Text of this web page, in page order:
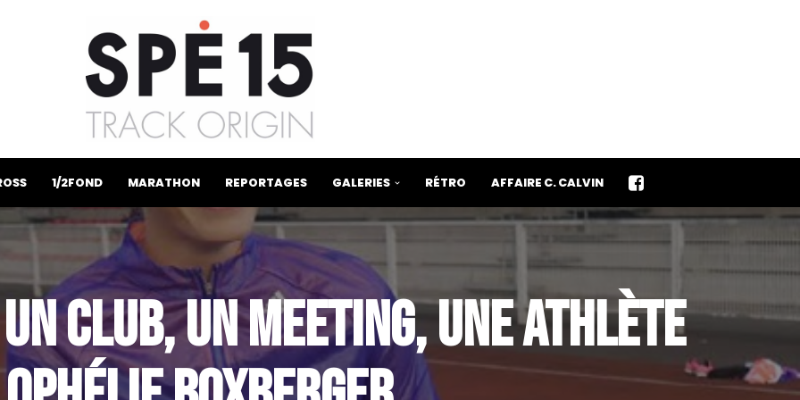
1/2FOND MARATHON REPORTAGES GALERIES RÉTRO AFFAIRE C. CALVIN
CLUB, UN MEETING, UNE ATHLÈTE